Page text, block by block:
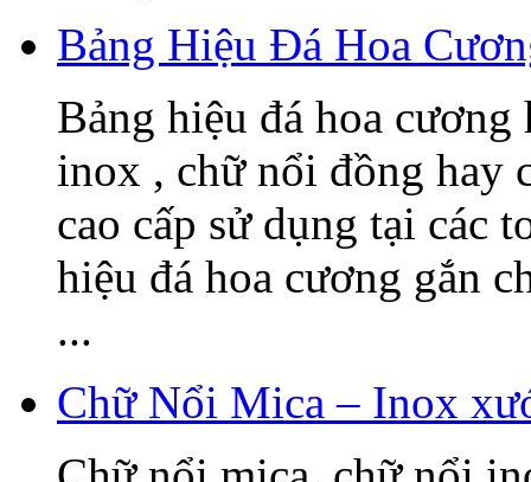
Bảng Hiệu Đá Hoa
Bảng hiệu đá hoa
inox , chữ nổi đồng hay
cao cấp sử dụng tại các
hiệu đá hoa cương gắn
...
Chữ Nổi Mica – Inox